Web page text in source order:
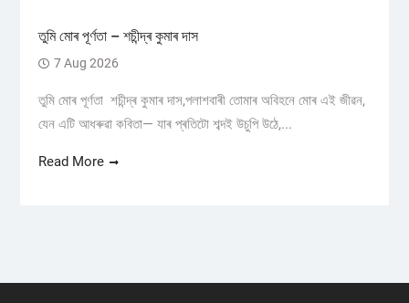
তুমি মোৰ পূৰ্ণতা – শচীন্দ্ৰ কুমাৰ দাস
7 Aug 2026
তুমি মোৰ পূৰ্ণতা শচীন্দ্ৰ কুমাৰ দাস,পলাশবাৰী তোমাৰ অবিহনে মোৰ এই জীৱন,
যেন এটি আধৰুৱা কবিতা— যাৰ প্ৰতিটো শব্দই উচুপি উঠে,...
Read More